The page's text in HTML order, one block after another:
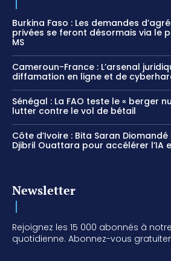
Burkina Faso : Les demandes
privées se feront désormais via le
MS
Cameroun-France : L’arsenal
diffamation en ligne et de
Sénégal : La FAO teste le « berger
lutter contre le vol de bétail
Côte d’Ivoire : Bita Saran
Djibril Ouattara pour accélérer l’IA
Newsletter
Rejoignez les 15 000 abonnés à
quotidienne. Abonnez-vous